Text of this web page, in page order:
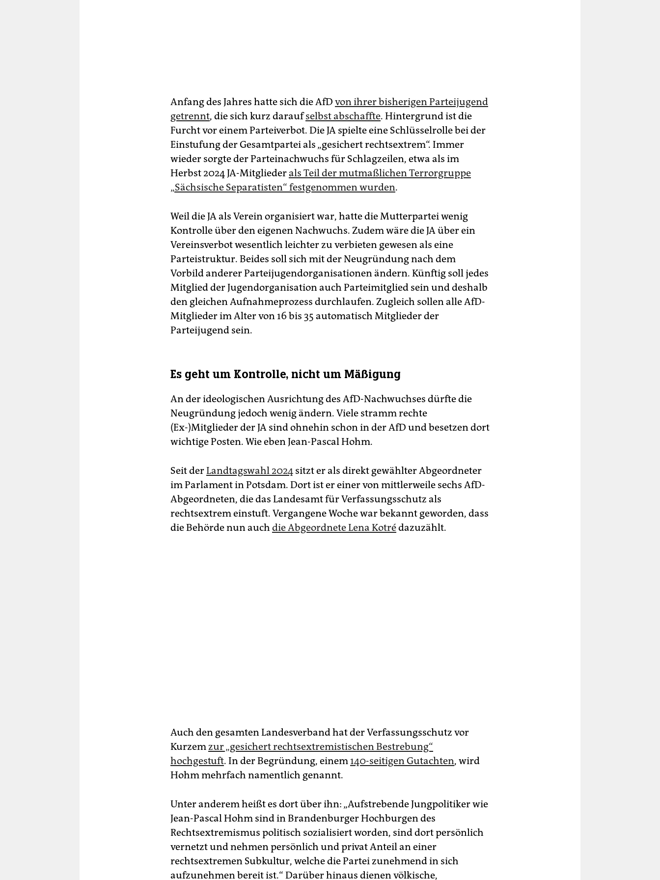
Anfang des Jahres hatte sich die AfD von ihrer bisherigen Parteijugend
getrennt, die sich kurz daraufselbst abschaffte. Hintergrund ist die
Furcht vor einem Parteiverbot. Die JA spielte eine Schlüsselrolle bei der
Einstufung der Gesamtpartei als „gesichert rechtsextrem“. Immer
wieder sorgte der Parteinachwuchs für Schlagzeilen, etwa als im
Herbst 2024 JA-Mitglieder als Teil der mutmaßlichen Terrorgruppe
„Sächsische Separatisten“ festgenommen wurden.
Weil die JA als Verein organisiert war, hatte die Mutterpartei wenig
Kontrolle über den eigenen Nachwuchs. Zudem wäre die JA über ein
Vereinsverbot wesentlich leichter zu verbieten gewesen als eine
Parteistruktur. Beides soll sich mit der Neugründung nach dem
Vorbild anderer Parteijugendorganisationen ändern. Künftig soll jedes
Mitglied der Jugendorganisation auch Parteimitglied sein und deshalb
den gleichen Aufnahmeprozess durchlaufen. Zugleich sollen alle AfD-
Mitglieder im Alter von 16 bis 35 automatisch Mitglieder der
Parteijugend sein.
Es geht um Kontrolle, nicht um Mäßigung
An der ideologischen Ausrichtung des AfD-Nachwuchses dürfte die
Neugründung jedoch wenig ändern. Viele stramm rechte
(Ex-)Mitglieder der JA sind ohnehin schon in der AfD und besetzen dort
wichtige Posten. Wie eben Jean-Pascal Hohm.
Seit derLandtagswahl 2024 sitzt er als direkt gewählter Abgeordneter
im Parlament in Potsdam. Dort ist er einer von mittlerweile sechs AfD-
Abgeordneten, die das Landesamt für Verfassungsschutz als
rechtsextrem einstuft. Vergangene Woche war bekannt geworden, dass
die Behörde nun auch die Abgeordnete Lena Kotrédazuzählt.
Auch den gesamten Landesverband hat der Verfassungsschutz vor
Kurzem zur „gesichert rechtsextremistischen Bestrebung“
hochgestuft. In der Begründung, einem140-seitigen Gutachten, wird
Hohm mehrfach namentlich genannt.
Unter anderem heißt es dort über ihn: „Aufstrebende Jungpolitiker wie
Jean-Pascal Hohm sind in Brandenburger Hochburgen des
Rechtsextremismus politisch sozialisiert worden, sind dort persönlich
vernetzt und nehmen persönlich und privat Anteil an einer
rechtsextremen Subkultur, welche die Partei zunehmend in sich
aufzunehmen bereit ist.“ Darüber hinaus dienen völkische,